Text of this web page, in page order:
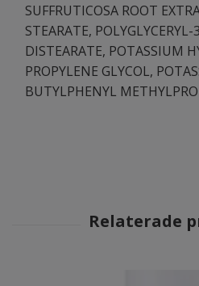
SUFFRUTICOSA ROOT
STEARATE,
DISTEARATE, POTASSIUM
PROPYLENE GLYCOL,
BUTYLPHENYL